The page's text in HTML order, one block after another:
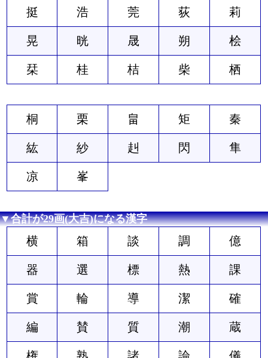
挺 浩 莞 荻 莉
晃 晄 晟 朔 桧
栞 桂 桔 柴 栖
桐 栗 畠 矩 秦
紘 紗 赳 閃 隼
凉 峯
▼合計が29画(大吉)になる漢字
横 箱 談 調 億
器 選 標 熱 課
賞 輪 導 潔 確
編 賛 質 潮 蔵